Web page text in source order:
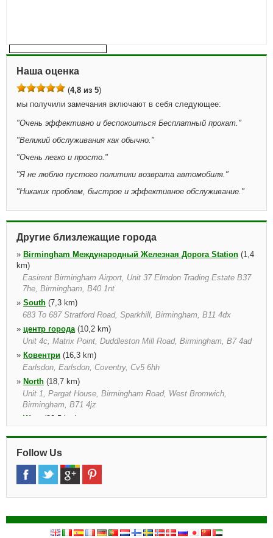
Наша оценка
(4,8 из 5)
мы получили замечания включают в себя следующее:
"Очень эффективно и беспокоиться Бесплатный прокат. "
"Великий обслуживания как обычно. "
"Очень легко и просто. "
"Я не люблю пустого политики возврата автомобиля. "
"Никаких проблем, быстрое и эффективное обслуживание. "
Другие близлежащие города
» Birmingham Международный Железная Дорога Station (1,4
km)
Easirent Birmingham Airport, Unit 37 Elmdon Trading Estate B37
7he, Birmingham, B40 1nt
» South (7,3 km)
683 To 687 Stratford Road, Sparkhill, Birmingham, B11 4dx
» центр города(10,2 km)
Unit 4c, Matrix Point, Duddleston Mill Road, Birmingham, B7 4ad
» Ковентри (16,3 km)
Earlsdon, Earlsdon, Coventry, Cv5 6hh
» North (18,7 km)
Unit 1, Pargat House, Birmingham Road, West Bromwich,
Birmingham, B71 4jz
West
(20,5 km)
» Dudley City
Burntree, Burntree, Dudley, Dy4 8xp, Eng
Follow Us